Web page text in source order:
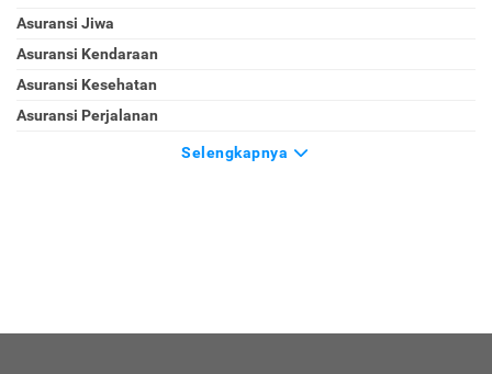
Asuransi Jiwa
Asuransi Kendaraan
Asuransi Kesehatan
Asuransi Perjalanan
Selengkapnya